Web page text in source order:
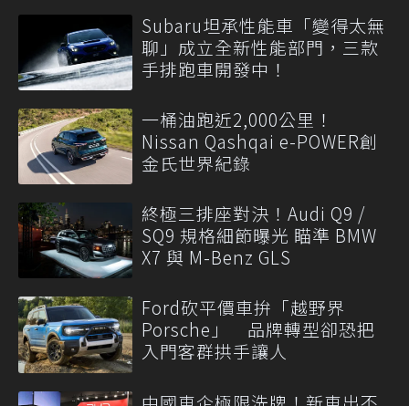
Subaru坦承性能車「變得太無
聊」成立全新性能部門，三款
手排跑車開發中！
一桶油跑近2,000公里！
Nissan Qashqai e-POWER創
金氏世界紀錄
終極三排座對決！Audi Q9 /
SQ9 規格細節曝光 瞄準 BMW
X7 與 M-Benz GLS
Ford砍平價車拚「越野界
Porsche」 品牌轉型卻恐把
入門客群拱手讓人